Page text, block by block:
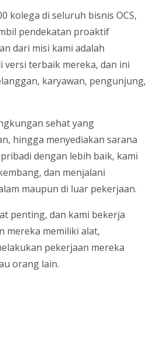
kolega di seluruh bisnis OCS,
pendekatan proaktif
dari misi kami adalah
terbaik mereka, dan ini
karyawan, pengunjung,
sehat yang
hingga menyediakan sarana
dengan lebih baik, kami
dan menjalani
maupun di luar pekerjaan.
penting, dan kami bekerja
mereka memiliki alat,
pekerjaan mereka
orang lain.